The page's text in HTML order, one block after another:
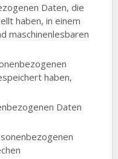
Daten, die
haben, in einem
maschinenlesbaren
haben,
Daten